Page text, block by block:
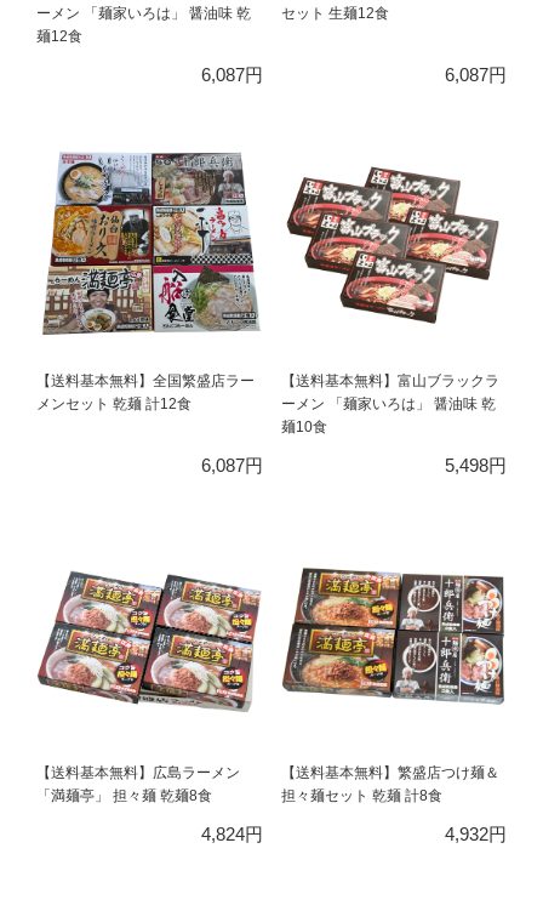
ーメン 「麺家いろは」 醤油味 乾
麺12食
6,087円
セット 生麺12食
6,087円
【送料基本無料】全国繁盛店ラー
メンセット 乾麺 計12食
6,087円
【送料基本無料】富山ブラックラ
ーメン 「麺家いろは」 醤油味 乾
麺10食
5,498円
【送料基本無料】広島ラーメン
「満麺亭」 担々麺 乾麺8食
4,824円
【送料基本無料】繁盛店つけ麺＆
担々麺セット 乾麺 計8食
4,932円